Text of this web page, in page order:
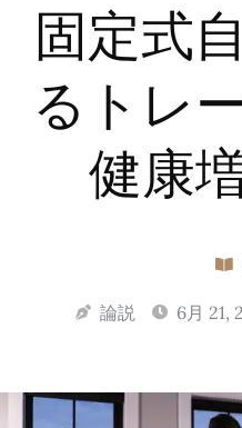
固定式
るトレ
健康
論説 6月 21,